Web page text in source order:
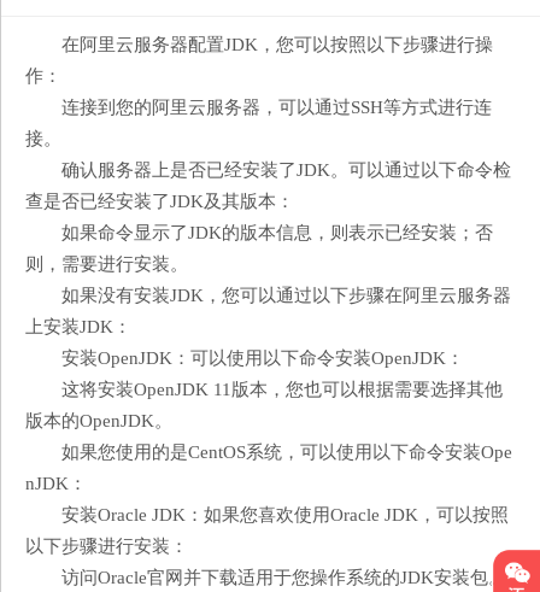
在阿里云服务器配置JDK，您可以按照以下步骤进行操
作：
连接到您的阿里云服务器，可以通过SSH等方式进行连
接。
确认服务器上是否已经安装了JDK。可以通过以下命令检
查是否已经安装了JDK及其版本：
如果命令显示了JDK的版本信息，则表示已经安装；否
则，需要进行安装。
如果没有安装JDK，您可以通过以下步骤在阿里云服务器
上安装JDK：
安装OpenJDK：可以使用以下命令安装OpenJDK：
这将安装OpenJDK 11版本，您也可以根据需要选择其他
版本的OpenJDK。
如果您使用的是CentOS系统，可以使用以下命令安装Ope
nJDK：
安装Oracle JDK：如果您喜欢使用Oracle JDK，可以按照
以下步骤进行安装：
访问Oracle官网并下载适用于您操作系统的JDK安装包。